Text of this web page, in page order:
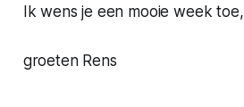
Ik wens je een mooie week toe,
groeten Rens